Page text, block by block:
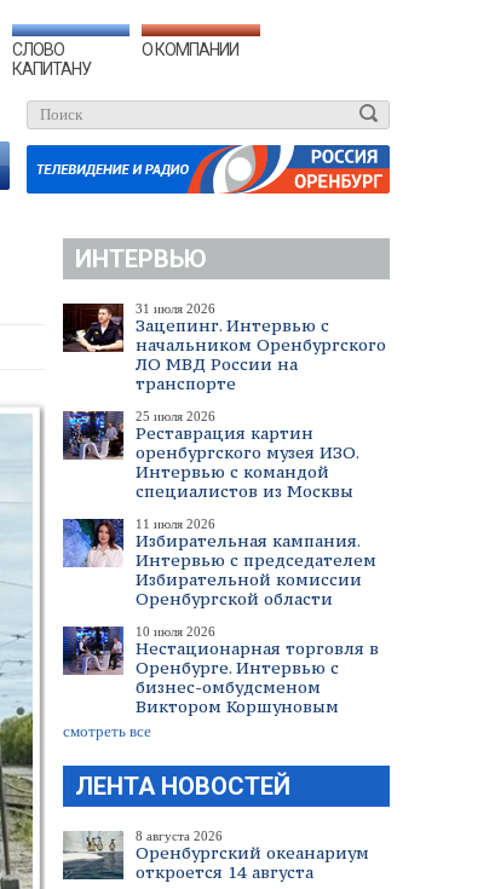
СЛОВО
КАПИТАНУ
О КОМПАНИИ
ИНТЕРВЬЮ
31 июля 2026
Зацепинг. Интервью с
начальником Оренбургского
ЛО МВД России на
транспорте
25 июля 2026
Реставрация картин
оренбургского музея ИЗО.
Интервью с командой
специалистов из Москвы
11 июля 2026
Избирательная кампания.
Интервью с председателем
Избирательной комиссии
Оренбургской области
10 июля 2026
Нестационарная торговля в
Оренбурге. Интервью с
бизнес-омбудсменом
Виктором Коршуновым
смотреть все
ЛЕНТА НОВОСТЕЙ
8 августа 2026
Оренбургский океанариум
откроется 14 августа